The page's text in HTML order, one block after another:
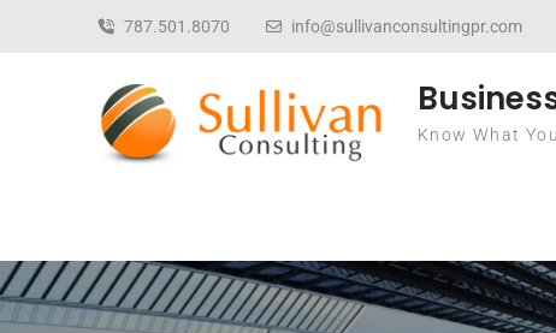
Skip to content787.501.8070 info@sullivanconsultingpr.com
Know What